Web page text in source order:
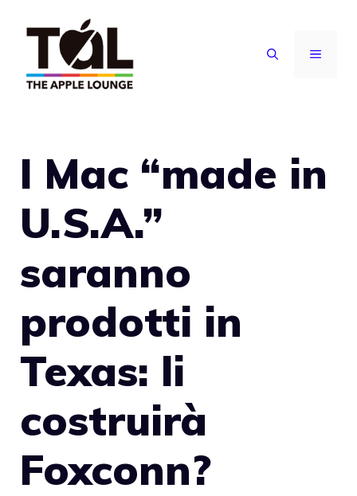
contenuto
MENU
I Mac “made in
U.S.A.”
saranno
prodotti in
Texas: li
costruirà
Foxconn?